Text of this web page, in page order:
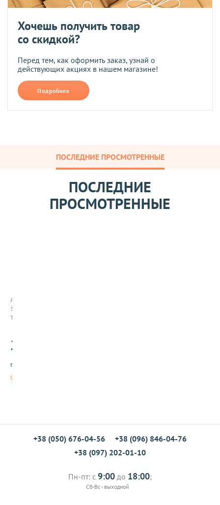
Хочешь получить товар
со скидкой?
Перед тем, как оформить заказ, узнай о
действующих акциях в нашем магазине!
Подробнее
ПОСЛЕДНИЕ ПРОСМОТРЕННЫЕ
ПОСЛЕДНИЕ
ПРОСМОТРЕННЫЕ
ы
п
к
е
р
и
с
Арт:
374041
Товар заканчивается
200
грн/кг
+38 (050) 676-04-56
+38 (096) 846-04-76
+38 (097) 202-01-10
Пн-пт: с 9:00 до 18:00;
Сб-Вс - выходной